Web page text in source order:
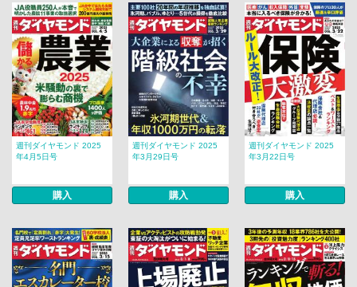
週刊ダイヤモンド 2025
年4月5日号
購入
週刊ダイヤモンド 2025
年3月29日号
購入
週刊ダイヤモンド 2025
年3月22日号
購入